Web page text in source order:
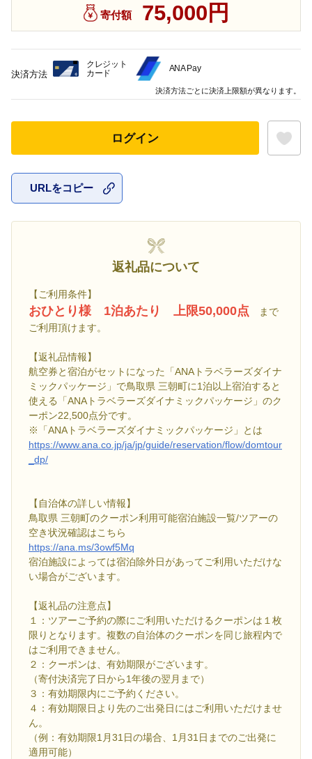
寄付額 75,000円
ログイン
URLをコピー
返礼品について
【ご利用条件】
おひとり様 1泊あたり 上限50,000点
まで
ご利用頂けます。
【返礼品情報】
航空券と宿泊がセットになった「ANAトラベラーズダイナ
ミックパッケージ」で鳥取県 三朝町に1泊以上宿泊すると
使える「ANAトラベラーズダイナミックパッケージ」のク
ーポン22,500点分です。
※「ANAトラベラーズダイナミックパッケージ」とは
https://www.ana.co.jp/ja/jp/guide/reservation/flow/domtour
_dp/
【自治体の詳しい情報】
鳥取県 三朝町のクーポン利用可能宿泊施設一覧/ツアーの
空き状況確認はこちら
https://ana.ms/3owf5Mq
宿泊施設によっては宿泊除外日があってご利用いただけな
い場合がございます。
【返礼品の注意点】
１：ツアーご予約の際にご利用いただけるクーポンは１枚
限りとなります。複数の自治体のクーポンを同じ旅程内で
はご利用できません。
２：クーポンは、有効期限がございます。
（寄付決済完了日から1年後の翌月まで）
３：有効期限内にご予約ください。
４：有効期限日より先のご出発日にはご利用いただけませ
ん。
（例：有効期限1月31日の場合、1月31日までのご出発に
適用可能）
決済方法
クレジット
カード
ANA Pay
決済方法ごとに決済上限額が異なります。